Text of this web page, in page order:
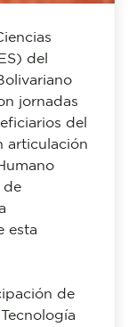
del
jornadas
del
articulación
de
esta
de